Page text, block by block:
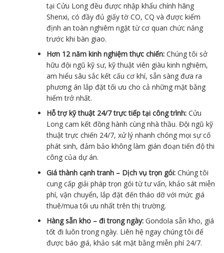
tại Cửu Long đều được nhập khẩu chính hãng
Shenxi, có đầy đủ giấy tờ CO, CQ và được kiểm
định an toàn nghiêm ngặt từ cơ quan chức năng
trước khi bàn giao.
Hơn 12 năm kinh nghiệm thực chiến: Chúng tôi sở
hữu đội ngũ kỹ sư, kỹ thuật viên giàu kinh nghiệm,
am hiểu sâu sắc kết cấu cơ khí, sẵn sàng đưa ra
phương án lắp đặt tối ưu cho cả những mặt bằng
hiểm trở nhất.
Hỗ trợ kỹ thuật 24/7 trực tiếp tại công trình: Cửu
Long cam kết đồng hành cùng nhà thầu. Đội ngũ kỹ
thuật trực chiến 24/7, xử lý nhanh chóng mọi sự cố
phát sinh, đảm bảo không làm gián đoạn tiến độ thi
công của dự án.
Giá thành cạnh tranh – Dịch vụ trọn gói: Chúng tôi
cung cấp giải pháp trọn gói từ tư vấn, khảo sát miễn
phí, vận chuyển, lắp đặt đến tháo dỡ với mức giá
thuê/mua tối ưu nhất trên thị trường.
Hàng sẵn kho – đi trong ngày:Gondola sẵn kho, giá
tốt đi luôn trong ngày. Liên hệ ngay chúng tôi để
được báo giá, khảo sát mặt bằng miễn phí 24/7.